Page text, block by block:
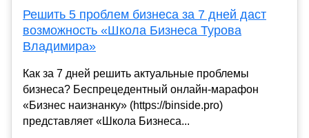
Решить 5 проблем бизнеса за 7 дней даст
возможность «Школа Бизнеса Турова
Владимира»
Как за 7 дней решить актуальные проблемы
бизнеса? Беспрецедентный онлайн-марафон
«Бизнес наизнанку» (https://binside.pro)
представляет «Школа Бизнеса...